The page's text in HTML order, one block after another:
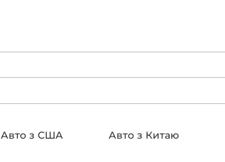
Авто з США Авто з Китаю